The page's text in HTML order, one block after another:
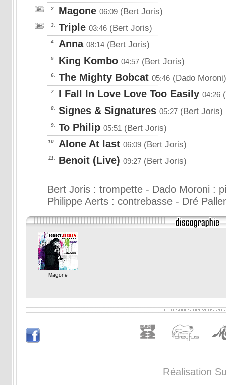
2. Magone 06:09 (Bert Joris)
3. Triple 03:46 (Bert Joris)
4. Anna 08:14 (Bert Joris)
5. King Kombo 04:57 (Bert Joris)
6. The Mighty Bobcat 05:46 (Dado Moroni)
7. I Fall In Love Love Too Easily 04:26
8. Signes & Signatures 05:27 (Bert Joris)
9. To Philip 05:51 (Bert Joris)
10. Alone At last 06:09 (Bert Joris)
11. Benoit (Live) 09:27 (Bert Joris)
Bert Joris : trompette - Dado Moroni :
Philippe Aerts : contrebasse - Dré
Magone
Réalisation